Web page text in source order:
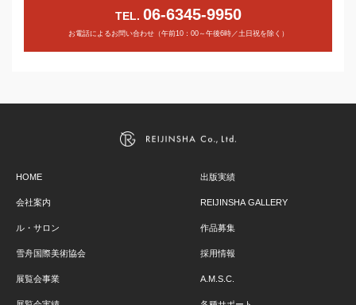
TEL. 06-6345-9950
お電話によるお問い合わせ（午前10：00～午後6時／土日祝を除く）
HOME
会社案内
ル・サロン
雪舟国際美術協会
展覧会事業
出版実績
REIJINSHA GALLERY
作品募集
採用情報
A.M.S.C.